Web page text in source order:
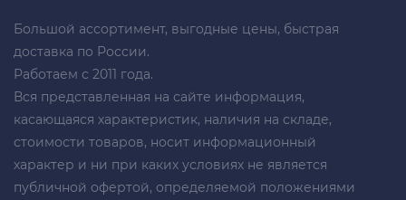
Большой ассортимент, выгодные цены, быстрая
доставка по России.
Работаем с 2011 года.
Вся представленная на сайте информация,
касающаяся характеристик, наличия на складе,
стоимости товаров, носит информационный
характер и ни при каких условиях не является
публичной офертой, определяемой положениями